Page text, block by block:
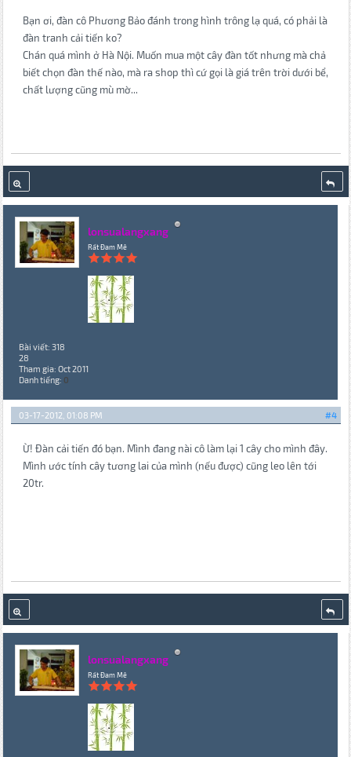
Bạn ơi, đàn cô Phương Bảo đánh trong hình trông lạ quá, có phải là
đàn tranh cải tiến ko?
Chán quá mình ở Hà Nội. Muốn mua một cây đàn tốt nhưng mà chả
biết chọn đàn thế nào, mà ra shop thì cứ gọi là giá trên trời dưới bể,
chất lượng cũng mù mờ...
lonsualangxang
Rất Đam Mê
Bài viết: 318
28
Tham gia: Oct 2011
Danh tiếng: 0
#4
03-17-2012, 01:08 PM
Ừ! Đàn cải tiến đó bạn. Mình đang nài cô làm lại 1 cây cho mình đây.
Mình ước tính cây tương lai của mình (nếu được) cũng leo lên tới
20tr.
lonsualangxang
Rất Đam Mê